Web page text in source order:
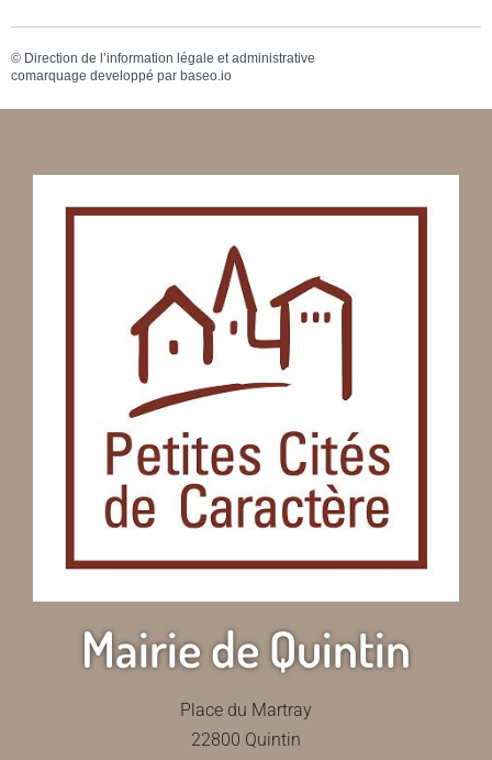
© Direction de l’information légale et administrative
comarquage developpé par baseo.io
Mairie de Quintin
Place du Martray
22800 Quintin